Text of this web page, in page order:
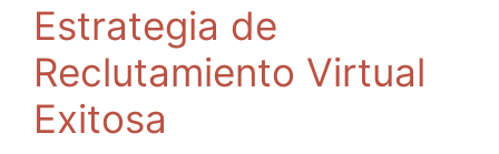
Estrategia de
Reclutamiento Virtual
Exitosa